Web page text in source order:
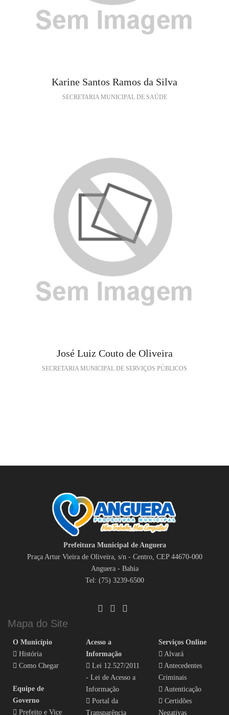
Karine Santos Ramos da Silva
SECRETARIA MUNICIPAL DE SAÚDE
José Luiz Couto de Oliveira
SECRETARIA MUNICIPAL DE SERVIÇOS PÚBLICOS
Prefeitura Municipal de Anguera
Praça Artur Vieira de Oliveira, s/n - Centro, CEP 44670-000
Anguera - Bahia
Tel: (75) 3239-6500
Mapa do Site
O Município
História
Como Chegar
Equipe de
Governo
Prefeito e Vice
Acesso a
Informação
Lei 12.527/2011
- Lei de Acesso a
Informação
Portal da
Transparência
Serviços Online
Alvará
Antecedentes
Criminais
Autenticação
Certidões
Negativas